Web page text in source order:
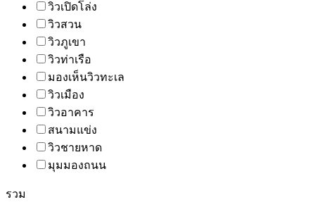
วิวเปิดโล่ง
วิวสวน
วิวภูเขา
วิวท่าเรือ
มองเห็นวิวทะเล
วิวเมือง
วิวอาคาร
สนามแข่ง
วิวชายหาด
มุมมองถนน
รวม